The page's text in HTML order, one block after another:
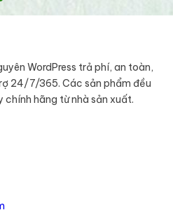
WordPress trả phí, an toàn,
24/7/365. Các sản phẩm đều
chính hãng từ nhà sản xuất.